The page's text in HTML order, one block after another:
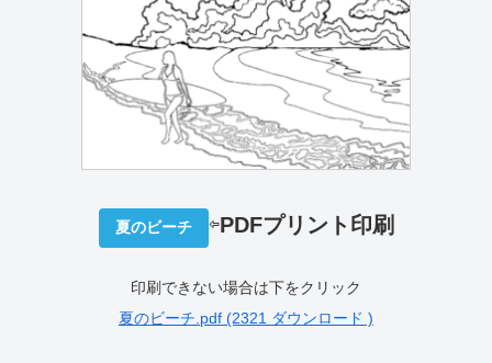
夏のビーチ ⇦PDFプリント印刷
印刷できない場合は下をクリック
夏のビーチ.pdf (2321 ダウンロード )